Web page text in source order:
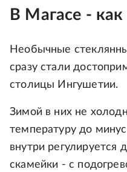
В Магасе -
Необычные
сразу стали
столицы Ингушетии.
Зимой в них не
температуру до
внутри регулируется
скамейки - с